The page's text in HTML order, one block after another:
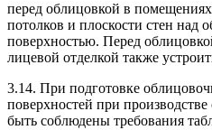
перед облицовкой в помещениях
потолков и плоскости стен над
поверхностью. Перед
лицевой отделкой также
3.14. При подготовке
поверхностей при
быть соблюдены требования